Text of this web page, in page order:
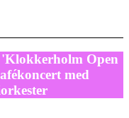
Open
med